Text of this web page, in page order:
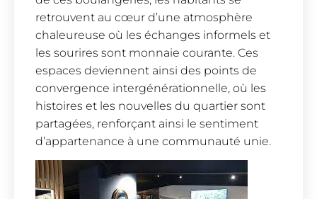
retrouvent au cœur d’une atmosphère
chaleureuse où les échanges informels et
les sourires sont monnaie courante. Ces
espaces deviennent ainsi des points de
convergence intergénérationnelle, où les
histoires et les nouvelles du quartier sont
partagées, renforçant ainsi le sentiment
d’appartenance à une communauté unie.